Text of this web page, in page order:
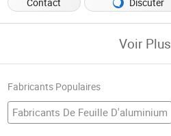
Contact
Discuter
Voir Plus
Fabricants Populaires
Fabricants De Feuille D'aluminium